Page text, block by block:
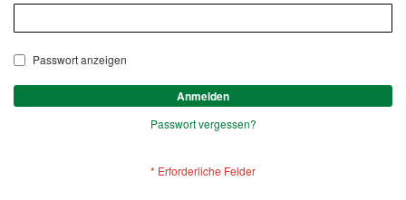
Passwort anzeigen
Anmelden
Passwort vergessen?